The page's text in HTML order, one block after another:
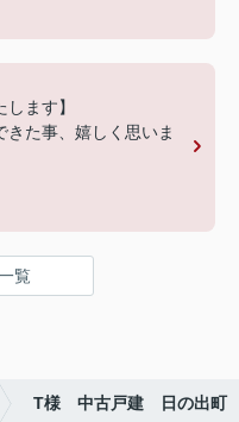
ます】
きた事、嬉しく思いま
覧
T様 中古戸建 日の出町